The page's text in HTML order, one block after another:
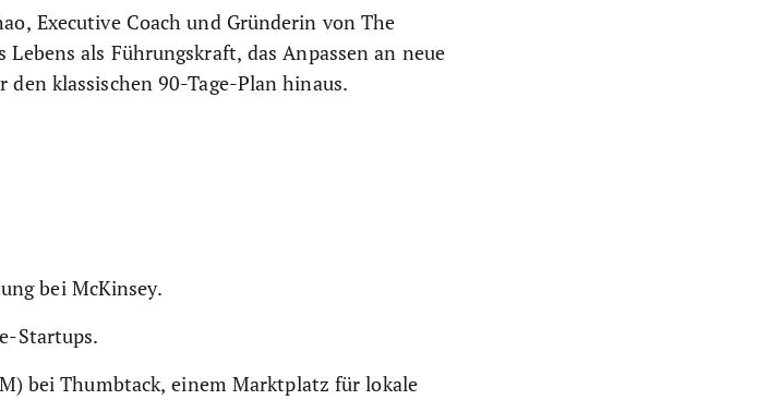
Executive Coach und Gründerin von The
als Führungskraft, das Anpassen an neue
klassischen 90-Tage-Plan hinaus.
bei McKinsey.
Startups.
bei Thumbtack, einem Marktplatz für lokale